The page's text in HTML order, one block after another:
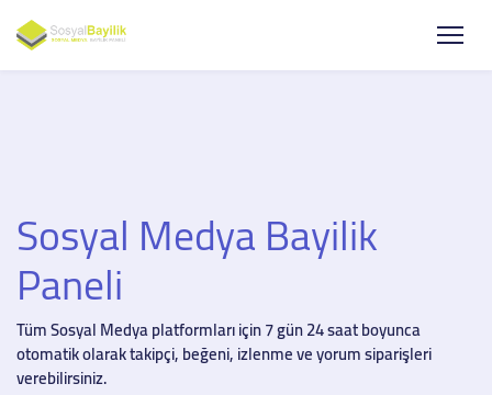
Sosyal Medya Bayilik
Paneli
Tüm Sosyal Medya platformları için 7 gün 24 saat boyunca
otomatik olarak takipçi, beğeni, izlenme ve yorum siparişleri
verebilirsiniz.